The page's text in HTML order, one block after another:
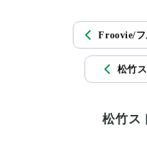
Froovie/
松竹
松竹ス